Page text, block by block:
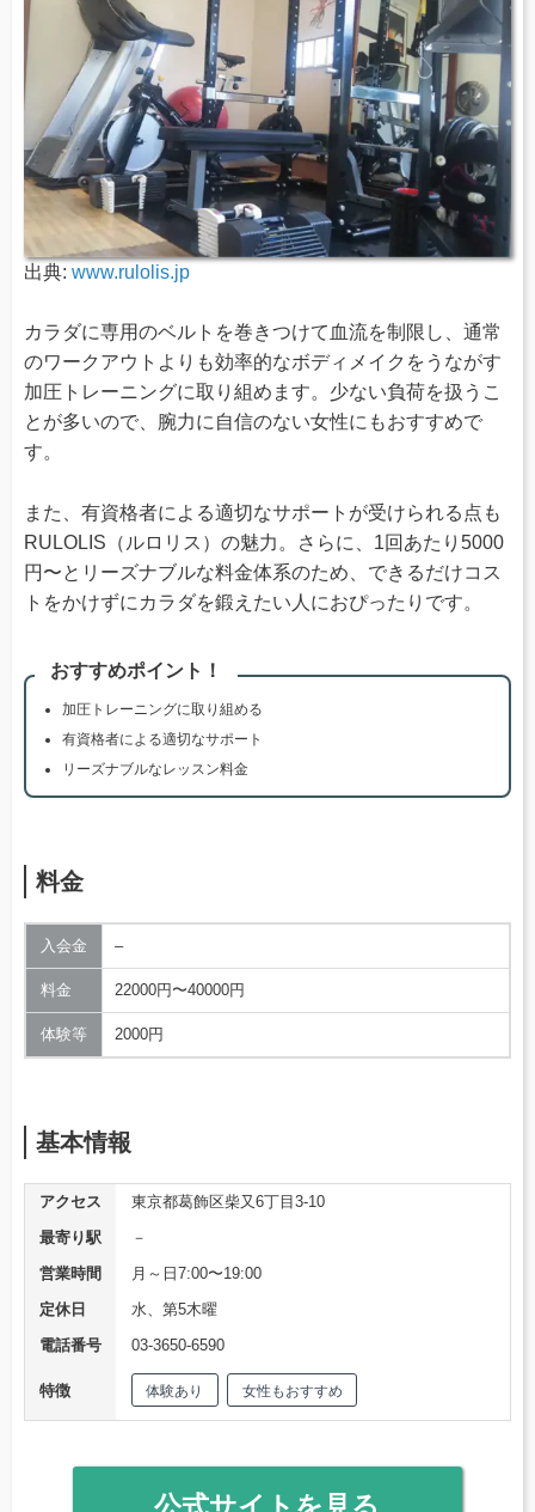
出典: www.rulolis.jp
カラダに専用のベルトを巻きつけて血流を制限し、通常
のワークアウトよりも効率的なボディメイクをうながす
加圧トレーニングに取り組めます。少ない負荷を扱うこ
とが多いので、腕力に自信のない女性にもおすすめで
す。
また、有資格者による適切なサポートが受けられる点も
RULOLIS（ルロリス）の魅力。さらに、1回あたり5000
円〜とリーズナブルな料金体系のため、できるだけコス
トをかけずにカラダを鍛えたい人におぴったりです。
おすすめポイント！
加圧トレーニングに取り組める
有資格者による適切なサポート
リーズナブルなレッスン料金
料金
入会金 –
料金 22000円〜40000円
体験等 2000円
基本情報
アクセス
東京都葛飾区柴又6丁目3-10
最寄り駅
－
営業時間
月～日7:00〜19:00
定休日
水、第5木曜
電話番号
03-3650-6590
特徴 体験あり 女性もおすすめ